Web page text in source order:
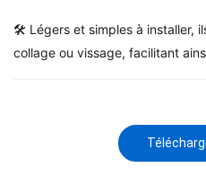
🛠️ Légers et simples à installer,
collage ou vissage, facilitant